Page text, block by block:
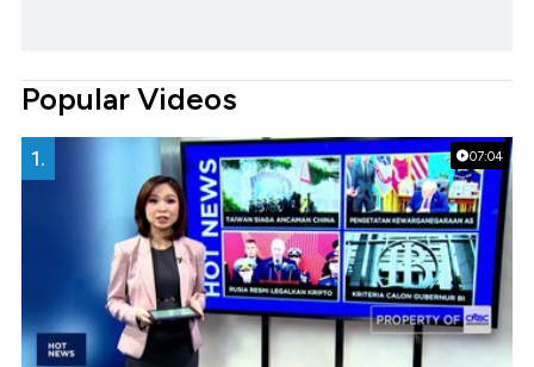
Popular Videos
07:04
1.